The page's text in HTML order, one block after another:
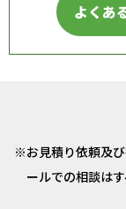
よくあ
お見積り依頼及
ールでの相談は